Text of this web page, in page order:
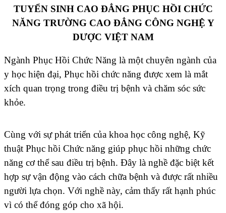
TUYỂN SINH CAO ĐẲNG PHỤC HỒI CHỨC
NĂNG TRƯỜNG CAO ĐẲNG CÔNG NGHỆ Y
DƯỢC VIỆT NAM
Ngành Phục Hồi Chức Năng là một chuyên ngành của
y học hiện đại, Phục hồi chức năng được xem là mắt
xích quan trọng trong điều trị bệnh và chăm sóc sức
khỏe.
Cùng với sự phát triển của khoa học công nghệ, Kỹ
thuật Phục hồi Chức năng giúp phục hồi những chức
năng cơ thể sau điều trị bệnh. Đây là nghề đặc biệt kết
hợp sự vận động vào cách chữa bệnh và được rất nhiều
người lựa chọn. Với nghề này, cảm thấy rất hạnh phúc
vì có thể đóng góp cho xã hội.